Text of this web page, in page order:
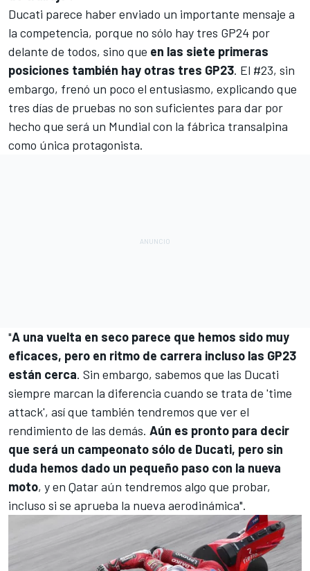
Ducati parece haber enviado un importante mensaje a
la competencia, porque no sólo hay tres GP24 por
delante de todos, sino que en las siete primeras
posiciones también hay otras tres GP23. El #23, sin
embargo, frenó un poco el entusiasmo, explicando que
tres días de pruebas no son suficientes para dar por
hecho que será un Mundial con la fábrica transalpina
como única protagonista.
"A una vuelta en seco parece que hemos sido muy
eficaces, pero en ritmo de carrera incluso las GP23
están cerca. Sin embargo, sabemos que las Ducati
siempre marcan la diferencia cuando se trata de 'time
attack', así que también tendremos que ver el
rendimiento de las demás. Aún es pronto para decir
que será un campeonato sólo de Ducati, pero sin
duda hemos dado un pequeño paso con la nueva
moto, y en Qataraún tendremos algo que probar,
incluso si se aprueba la nueva aerodinámica".